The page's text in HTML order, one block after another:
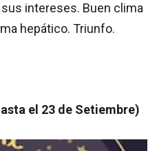
intereses. Buen clima
hepático. Triunfo.
el 23 de Setiembre)